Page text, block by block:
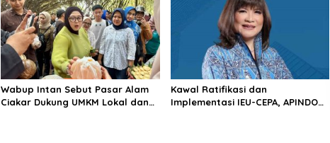
Wabup Intan Sebut Pasar Alam
Ciakar Dukung UMKM Lokal dan
Kawal Ratifikasi dan
Implementasi IEU-CEPA, APINDO